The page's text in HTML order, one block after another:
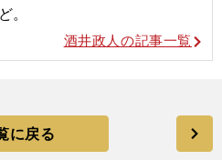
。
酒井政人の記事一覧
に戻る